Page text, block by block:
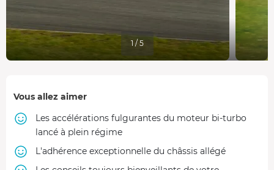
1 / 5
Vous allez aimer
Les accélérations fulgurantes du moteur bi-turbo
lancé à plein régime
L'adhérence exceptionnelle du châssis allégé